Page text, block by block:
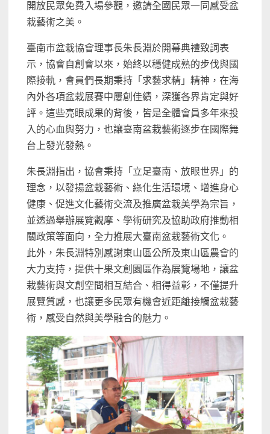
開放民眾免費入場參觀，邀請全國民眾一同感受盆
栽藝術之美。
臺南市盆栽協會理事長朱長淵於開幕典禮致詞表
示，協會自創會以來，始終以穩健成熟的步伐與國
際接軌，會員們長期秉持「求藝求精」精神，在海
內外各項盆栽展賽中屢創佳績，深獲各界肯定與好
評。這些亮眼成果的背後，皆是全體會員多年來投
入的心血與努力，也讓臺南盆栽藝術逐步在國際舞
台上發光發熱。
朱長淵指出，協會秉持「立足臺南、放眼世界」的
理念，以發揚盆栽藝術、綠化生活環境、增進身心
健康、促進文化藝術交流及推廣盆栽美學為宗旨，
並透過舉辦展覽觀摩、學術研究及協助政府推動相
關政策等面向，全力推展大臺南盆栽藝術文化。
此外，朱長淵特別感謝東山區公所及東山區農會的
大力支持，提供十果文創園區作為展覽場地，讓盆
栽藝術與文創空間相互結合、相得益彰，不僅提升
展覽質感，也讓更多民眾有機會近距離接觸盆栽藝
術，感受自然與美學融合的魅力。